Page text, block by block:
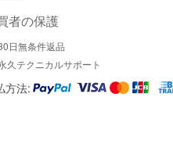
者の保護
日無条件返品
久テクニカルサポート
方法: